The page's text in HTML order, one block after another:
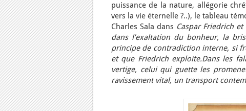
puissance de la nature, allégorie
vers la vie éternelle ?..), le tableau
Charles Sala dans Caspar Friedrich
dans l’exaltation du bonheur, la
principe de contradiction interne, si
et que Friedrich exploite.Dans les
vertige, celui qui guette les
ravissement vital, un transport